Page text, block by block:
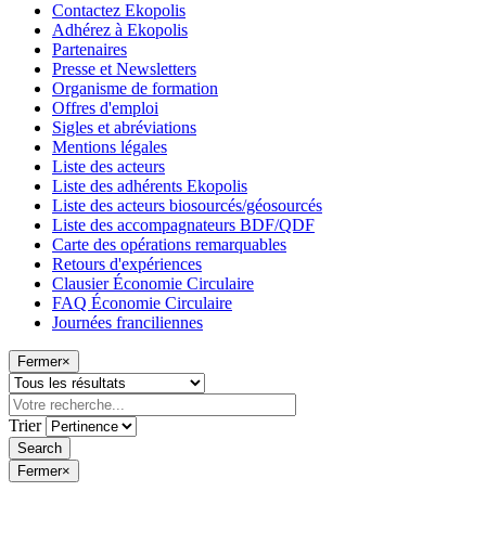
Contactez Ekopolis
Adhérez à Ekopolis
Partenaires
Presse et Newsletters
Organisme de formation
Offres d'emploi
Sigles et abréviations
Mentions légales
Liste des acteurs
Liste des adhérents Ekopolis
Liste des acteurs biosourcés/géosourcés
Liste des accompagnateurs BDF/QDF
Carte des opérations remarquables
Retours d'expériences
Clausier Économie Circulaire
FAQ Économie Circulaire
Journées franciliennes
Fermer×
Trier
Fermer×